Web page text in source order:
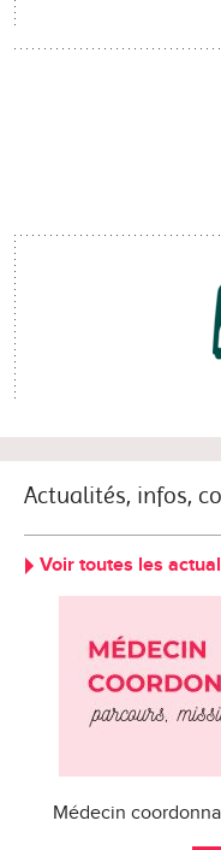
Actualités, infos,
Voir toutes les
Médecin